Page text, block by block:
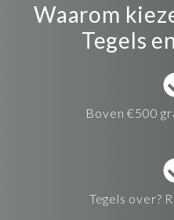
Waarom
Tegels
Boven €500
Tegels over?